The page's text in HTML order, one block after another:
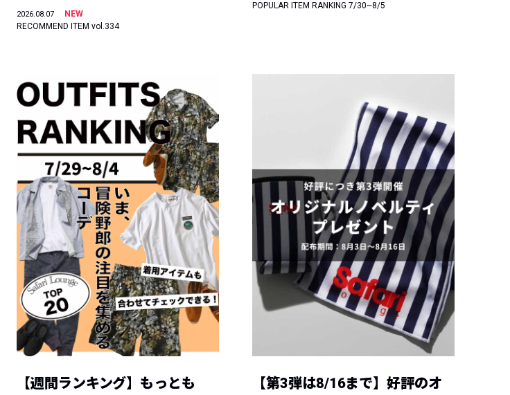
2026.08.07
NEW
RECOMMEND ITEM vol.334
POPULAR ITEM RANKING 7/30~8/5
【週間ランキング】もっとも
【第3弾は8/16まで】好評のオ